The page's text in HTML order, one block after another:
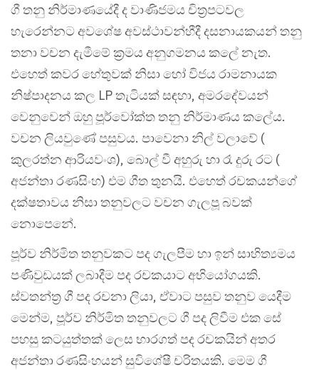
ගී තනු නිර්මාණයේදී ද වාණිජමය චිත්‍රපටවල
හැරෙන්නට අවශේෂ අවස්ථාවන්හීදී දසනායකයන් තනු
තනා වචන දැමීමේ ක්‍රමය අනුගමනය කලේ නැත.
එහෙත් කවර හේතුවක් නිසා හෝ විජය රාමනායක
නිෂ්පාදනය කල LP තැටියක් සඳහා, අමරදේවයන්
වෙනුවෙන් ඔහු පූර්වෝක්ත තනු නිර්මාණය කලේය.
වචන ලියවුණේ පසුවය. පාවෙනා නිල් වලාවේ (
කුලරත්න ආරියවංශ), බොල් වී අහුරු හා රෑ දුරු රට (
අජන්තා රණසිංහ) එම ගීත තුනයි. එහෙත් රචකයන්ගේ
දක්ෂතාවය නිසා තනුවලට වචන ගැලපූ බවක්
නොපෙනේ.
පූර්ව නිර්මිත තනුවකට පද ගැලපීම හා ඉන් සාහිත්‍යමය
පණිවුඩයක් ලබාදීම පද රචකයාට අභියෝගයකි.
ස්වතන්ත්‍ර ගී පද රචනා ලියා, ඒවාට පසුව තනුව යෙදීම
මෙන්ම, පූර්ව නිර්මිත තනුවලට ගී පද ලිවීම එක සේ
පහසු කටයුත්තක් ලෙස භාරගත් පද රචකයින් අතර
අජන්තා රණසිංහයන් සුවිශේෂී චරිතයකි. මෙම ගී